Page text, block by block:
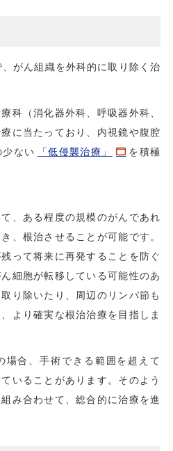
がん組織を外科的に取り除く治
科（消化器外科、呼吸器外科、
に当たっており、内視鏡や腹腔
ない
「低侵襲治療」
を積極
、ある程度の規模のがんであれ
、根治させることが可能です。
って将来に再発することを防ぐ
細胞が転移している可能性のあ
り除いたり、周辺のリンパ節も
より確実な根治治療を目指しま
合、手術できる範囲を超えて
いることがあります。そのよう
み合わせて、総合的に治療を進